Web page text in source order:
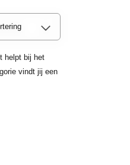
helpt bij het
vindt jij een